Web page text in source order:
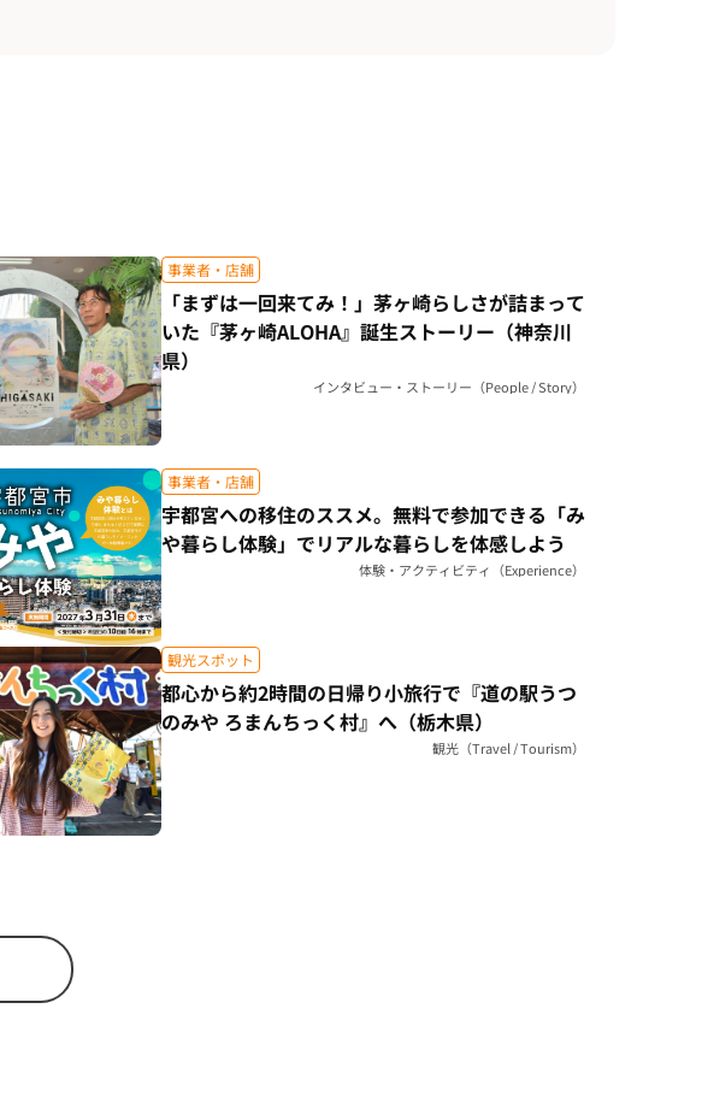
事業者・店舗
「まずは一回来てみ！」茅ヶ崎らしさが詰まって
いた『茅ヶ崎ALOHA』誕生ストーリー（神奈川
県）
インタビュー・ストーリー（People / Story）
事業者・店舗
宇都宮への移住のススメ。無料で参加できる「み
や暮らし体験」でリアルな暮らしを体感しよう
体験・アクティビティ（Experience）
観光スポット
都心から約2時間の日帰り小旅行で『道の駅うつ
のみや ろまんちっく村』へ（栃木県）
観光（Travel / Tourism）